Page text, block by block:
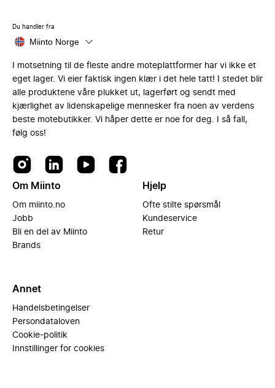
Du handler fra
Miinto Norge
I motsetning til de fleste andre moteplattformer har vi ikke et
eget lager. Vi eier faktisk ingen klær i det hele tatt! I stedet blir
alle produktene våre plukket ut, lagerført og sendt med
kjærlighet av lidenskapelige mennesker fra noen av verdens
beste motebutikker. Vi håper dette er noe for deg. I så fall,
følg oss!
Om Miinto
Om miinto.no
Jobb
Bli en del av Miinto
Brands
Hjelp
Ofte stilte spørsmål
Kundeservice
Retur
Annet
Handelsbetingelser
Persondataloven
Cookie-politik
Innstillinger for cookies